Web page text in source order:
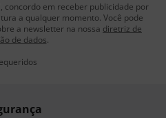
concordo em receber publicidade por
a qualquer momento. Você pode
a newsletter na nossa diretriz de
de dados.